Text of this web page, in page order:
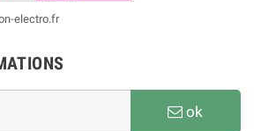
electro.fr
ok